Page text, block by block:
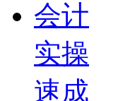
会计
实操
速成